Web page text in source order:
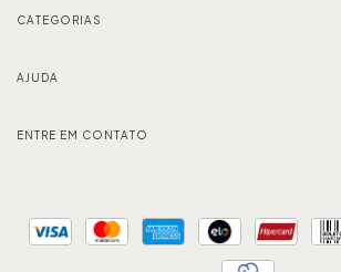
CATEGORIAS
AJUDA
ENTRE EM CONTATO